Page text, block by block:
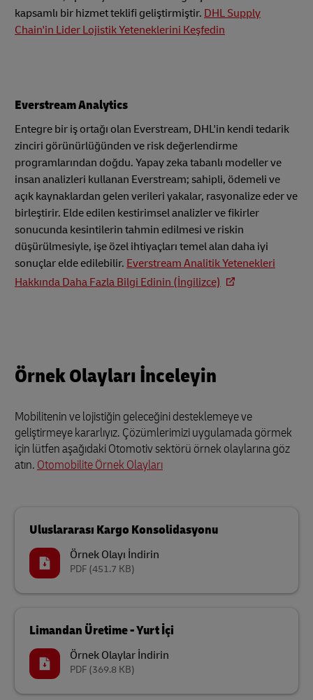
kapsamlı bir hizmet teklifi geliştirmiştir. DHL Supply
Chain'in Lider Lojistik Yeteneklerini Keşfedin
Everstream Analytics
Entegre bir iş ortağı olan Everstream, DHL'in kendi tedarik
zinciri görünürlüğünden ve risk değerlendirme
programlarından doğdu. Yapay zeka tabanlı modeller ve
insan analizleri kullanan Everstream; sahipli, ödemeli ve
açık kaynaklardan gelen verileri yakalar, rasyonalize eder ve
birleştirir. Elde edilen kestirimsel analizler ve fikirler
sonucunda kesintilerin tahmin edilmesi ve riskin
düşürülmesiyle, işe özel ihtiyaçları temel alan daha iyi
sonuçlar elde edilebilir. Everstream Analitik Yetenekleri
Hakkında Daha Fazla Bilgi Edinin (İngilizce)
Örnek Olayları İnceleyin
Mobilitenin ve lojistiğin geleceğini desteklemeye ve
geliştirmeye kararlıyız. Çözümlerimizi uygulamada görmek
için lütfen aşağıdaki Otomotiv sektörü örnek olaylarına göz
atın. Otomobilite Örnek Olayları
Uluslararası Kargo Konsolidasyonu
Örnek Olayı İndirin
PDF (451.7 KB)
Limandan Üretime - Yurt İçi
Örnek Olaylar İndirin
PDF (369.8 KB)